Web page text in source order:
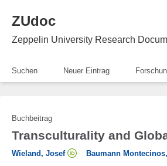
ZUdoc
Zeppelin University Research
Suchen Neuer Eintrag
Buchbeitrag
Transculturality and
Wieland, Josef Baumann